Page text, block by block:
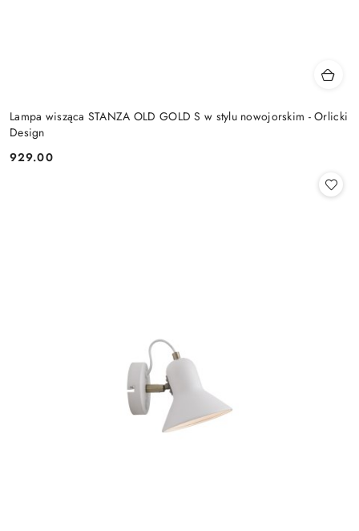
Lampa wisząca STANZA OLD GOLD S w stylu nowojorskim - Orlicki
Design
Cena:
929.00